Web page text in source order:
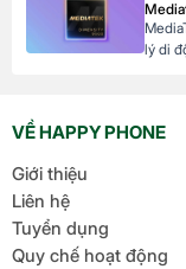
bước
[…]
lý di
VỀ HAPPY PHONE
Giới thiệu
Liên hệ
Tuyển dụng
Quy chế hoạt động